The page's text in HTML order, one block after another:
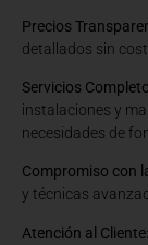
Precios
detallados sin
Servicios
instalaciones y
necesidades de
Compromiso con
y técnicas
Atención al Cliente: